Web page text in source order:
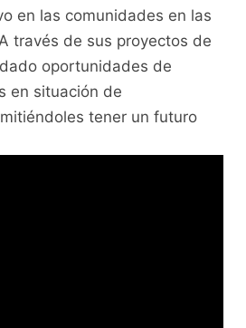
en las comunidades en las
través de sus proyectos de
oportunidades de
en situación de
tener un futuro